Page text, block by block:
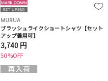
MURUA
ブラッシュライクショートシャツ【セット
アップ着用可】
3,740 円
50%OFF